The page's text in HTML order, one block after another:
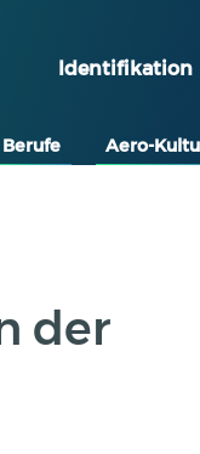
Identifikation
Berufe Aero-
der